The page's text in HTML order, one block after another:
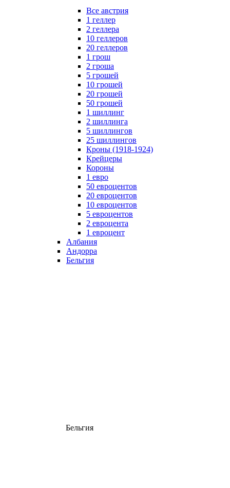
Все австрия
1 геллер
2 геллера
10 геллеров
20 геллеров
1 грош
2 гроша
5 грошей
10 грошей
20 грошей
50 грошей
1 шиллинг
2 шиллинга
5 шиллингов
25 шиллингов
Кроны (1918-1924)
Крейцеры
Короны
1 евро
50 евроцентов
20 евроцентов
10 евроцентов
5 евроцентов
2 евроцента
1 евроцент
Албания
Андорра
Бельгия
Бельгия